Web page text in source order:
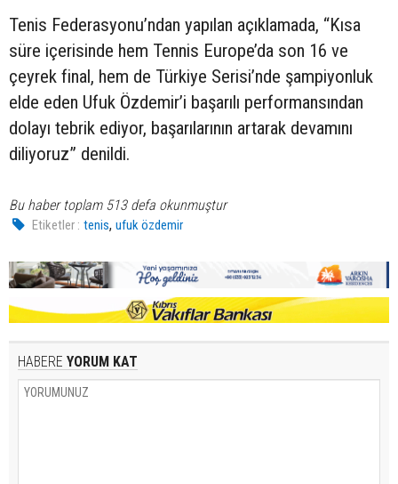
Tenis Federasyonu’ndan yapılan açıklamada, “Kısa
süre içerisinde hem Tennis Europe’da son 16 ve
çeyrek final, hem de Türkiye Serisi’nde şampiyonluk
elde eden Ufuk Özdemir’i başarılı performansından
dolayı tebrik ediyor, başarılarının artarak devamını
diliyoruz” denildi.
Bu haber toplam 513 defa okunmuştur
Etiketler : tenis,ufuk özdemir
HABERE YORUM KAT